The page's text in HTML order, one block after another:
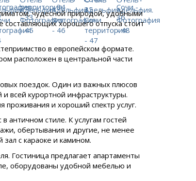
чудесной природой, удобными
хорошего отпуска стоит
в европейском формате.
расположен в центральной части
поездок. Один из важных плюсов
всей курортной инфраструктуры.
проживания и хороший спектр услуг.
стиле. К услугам гостей
обертывания и другие, не менее
с караоке и камином.
Гостиница предлагает апартаменты
оборудованы удобной мебелью и